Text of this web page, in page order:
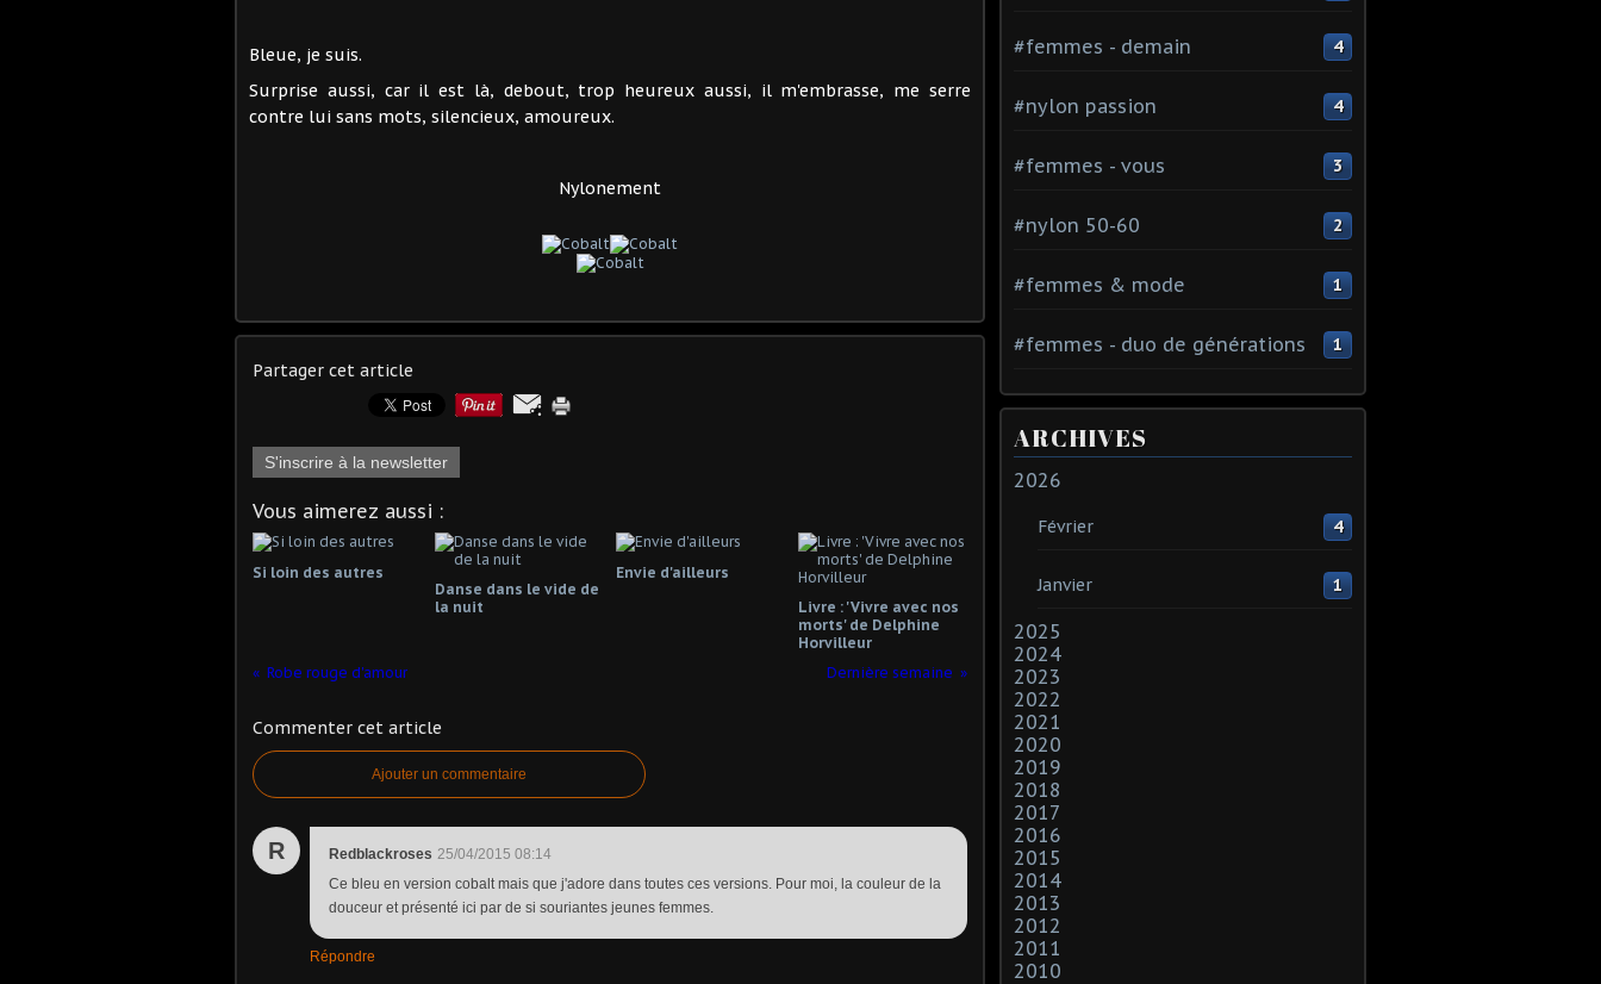
Bleue, je suis.
Surprise aussi, car il est là, debout, trop heureux aussi, il m'embrasse, me serre
contre lui sans mots, silencieux, amoureux.
Nylonement
Partager cet article
S'inscrire à la newsletter
Vous aimerez aussi :
Si loin des autres
Danse dans le vide de
la nuit
Envie d'ailleurs
Livre : 'Vivre avec nos
morts' de Delphine
Horvilleur
Robe rouge d'amour
Dernière semaine
Commenter cet article
Ajouter un commentaire
R Redblackroses 25/04/2015 08:14
Ce bleu en version cobalt mais que j'adore dans toutes ces versions. Pour moi, la couleur de la
douceur et présenté ici par de si souriantes jeunes femmes.
Répondre
#femmes - demain 4
#nylon passion 4
#femmes - vous 3
#nylon 50-60 2
#femmes & mode 1
#femmes - duo de générations 1
ARCHIVES
2026
Février 4
Janvier 1
2025
2024
2023
2022
2021
2020
2019
2018
2017
2016
2015
2014
2013
2012
2011
2010